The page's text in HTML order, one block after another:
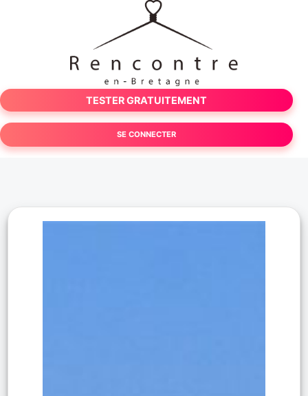
TESTER GRATUITEMENT
SE CONNECTER